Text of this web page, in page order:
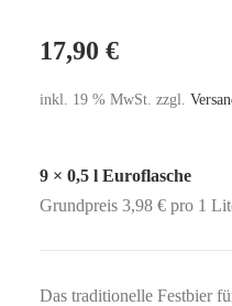
17,90 €
inkl. 19 % MwSt. zzgl.
9 × 0,5 l Euroflasche
Grundpreis 3,98 € pro 1
Das traditionelle Festbier